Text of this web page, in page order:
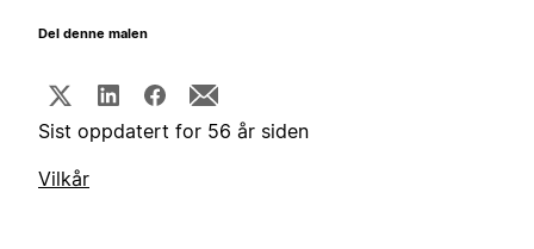
Del denne malen
Sist oppdatert for 56 år siden
Vilkår